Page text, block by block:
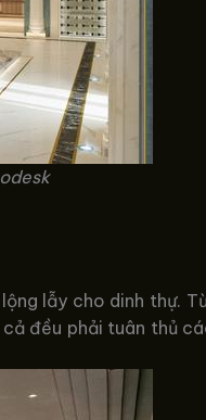
lẫy cho dinh thự.
đều phải tuân thủ